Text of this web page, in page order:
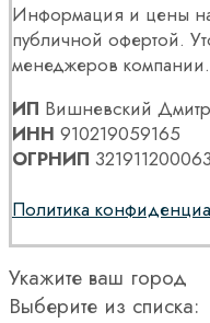
Информация и цены на
публичной офертой.
менеджеров компании.
ИП Вишневский
ИНН 910219059165
ОГРНИП
Политика
Укажите ваш город
Выберите из списка: